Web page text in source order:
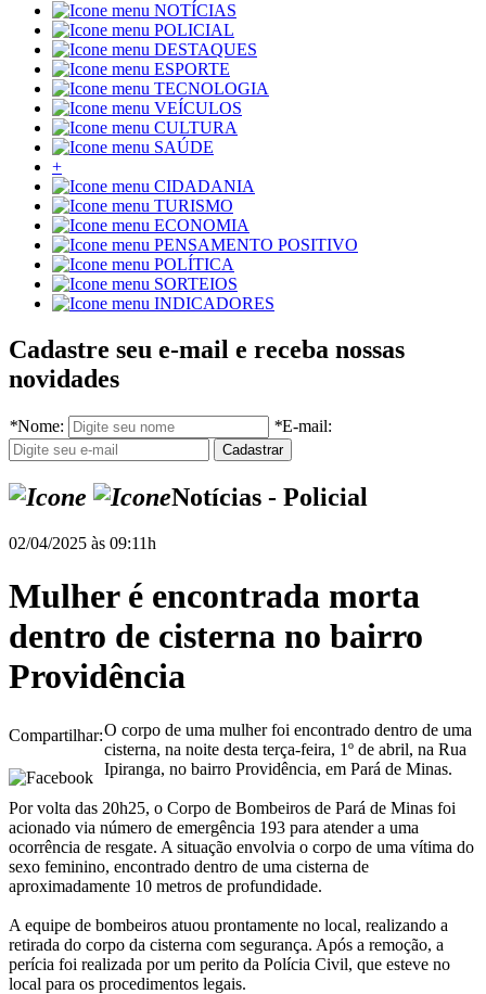
NOTÍCIAS
POLICIAL
DESTAQUES
ESPORTE
TECNOLOGIA
VEÍCULOS
CULTURA
SAÚDE
+
CIDADANIA
TURISMO
ECONOMIA
PENSAMENTO POSITIVO
POLÍTICA
SORTEIOS
INDICADORES
Cadastre seu e-mail e receba nossas
novidades
*Nome: *E-mail:
Notícias - Policial
02/04/2025 às 09:11h
Mulher é encontrada morta
dentro de cisterna no bairro
Providência
Compartilhar:O corpo de uma mulher foi encontrado dentro de uma
cisterna, na noite desta terça-feira, 1º de abril, na Rua
Ipiranga, no bairro Providência, em Pará de Minas.
Por volta das 20h25, o Corpo de Bombeiros de Pará de Minas foi
acionado via número de emergência 193 para atender a uma
ocorrência de resgate. A situação envolvia o corpo de uma vítima do
sexo feminino, encontrado dentro de uma cisterna de
aproximadamente 10 metros de profundidade.
A equipe de bombeiros atuou prontamente no local, realizando a
retirada do corpo da cisterna com segurança. Após a remoção, a
perícia foi realizada por um perito da Polícia Civil, que esteve no
local para os procedimentos legais.